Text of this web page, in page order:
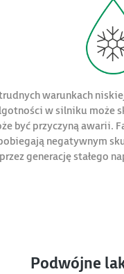
warunkach
w silniku może
być przyczyną awarii.
negatywnym
generację stałego
Podwójne